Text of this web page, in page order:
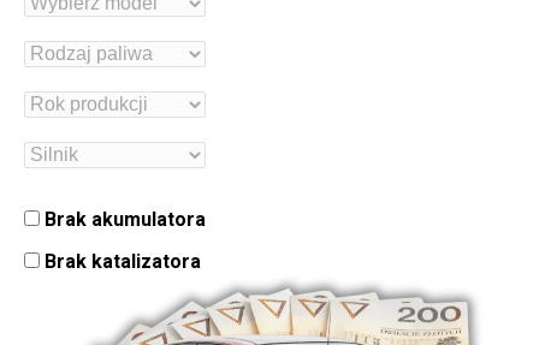
Brak akumulatora
Brak katalizatora